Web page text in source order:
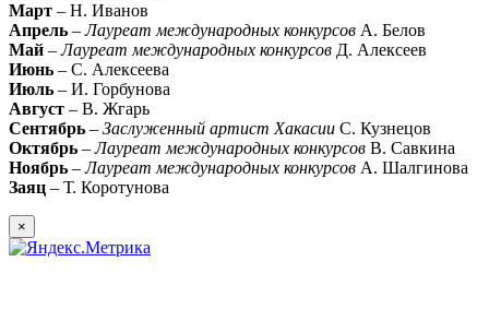
Март – Н. Иванов
Апрель –Лауреат международных конкурсов А. Белов
Май –Лауреат международных конкурсов Д. Алексеев
Июнь – С. Алексеева
Июль – И. Горбунова
Август – В. Жгарь
Сентябрь – Заслуженный артист Хакасии С. Кузнецов
Октябрь –Лауреат международных конкурсов В. Савкина
Ноябрь –Лауреат международных конкурсов А. Шалгинова
Заяц – Т. Коротунова
×